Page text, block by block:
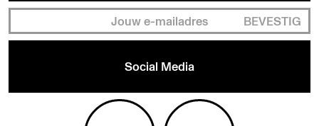
BEVESTIG
Social Media